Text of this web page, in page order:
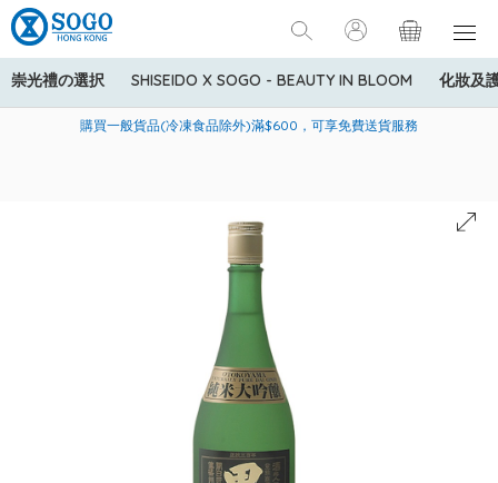
崇光禮の選択 SHISEIDO X SOGO - BEAUTY IN BLOOM 化妝及
美國運通Explorer®信用卡會員購物禮遇：高達5%簽賬回贈！
購買一般貨品(冷凍食品除外)滿$600，可享免費送貨服務
寄送中國內地服務只適用於指定商品，若訂單金額少於HK$600(折